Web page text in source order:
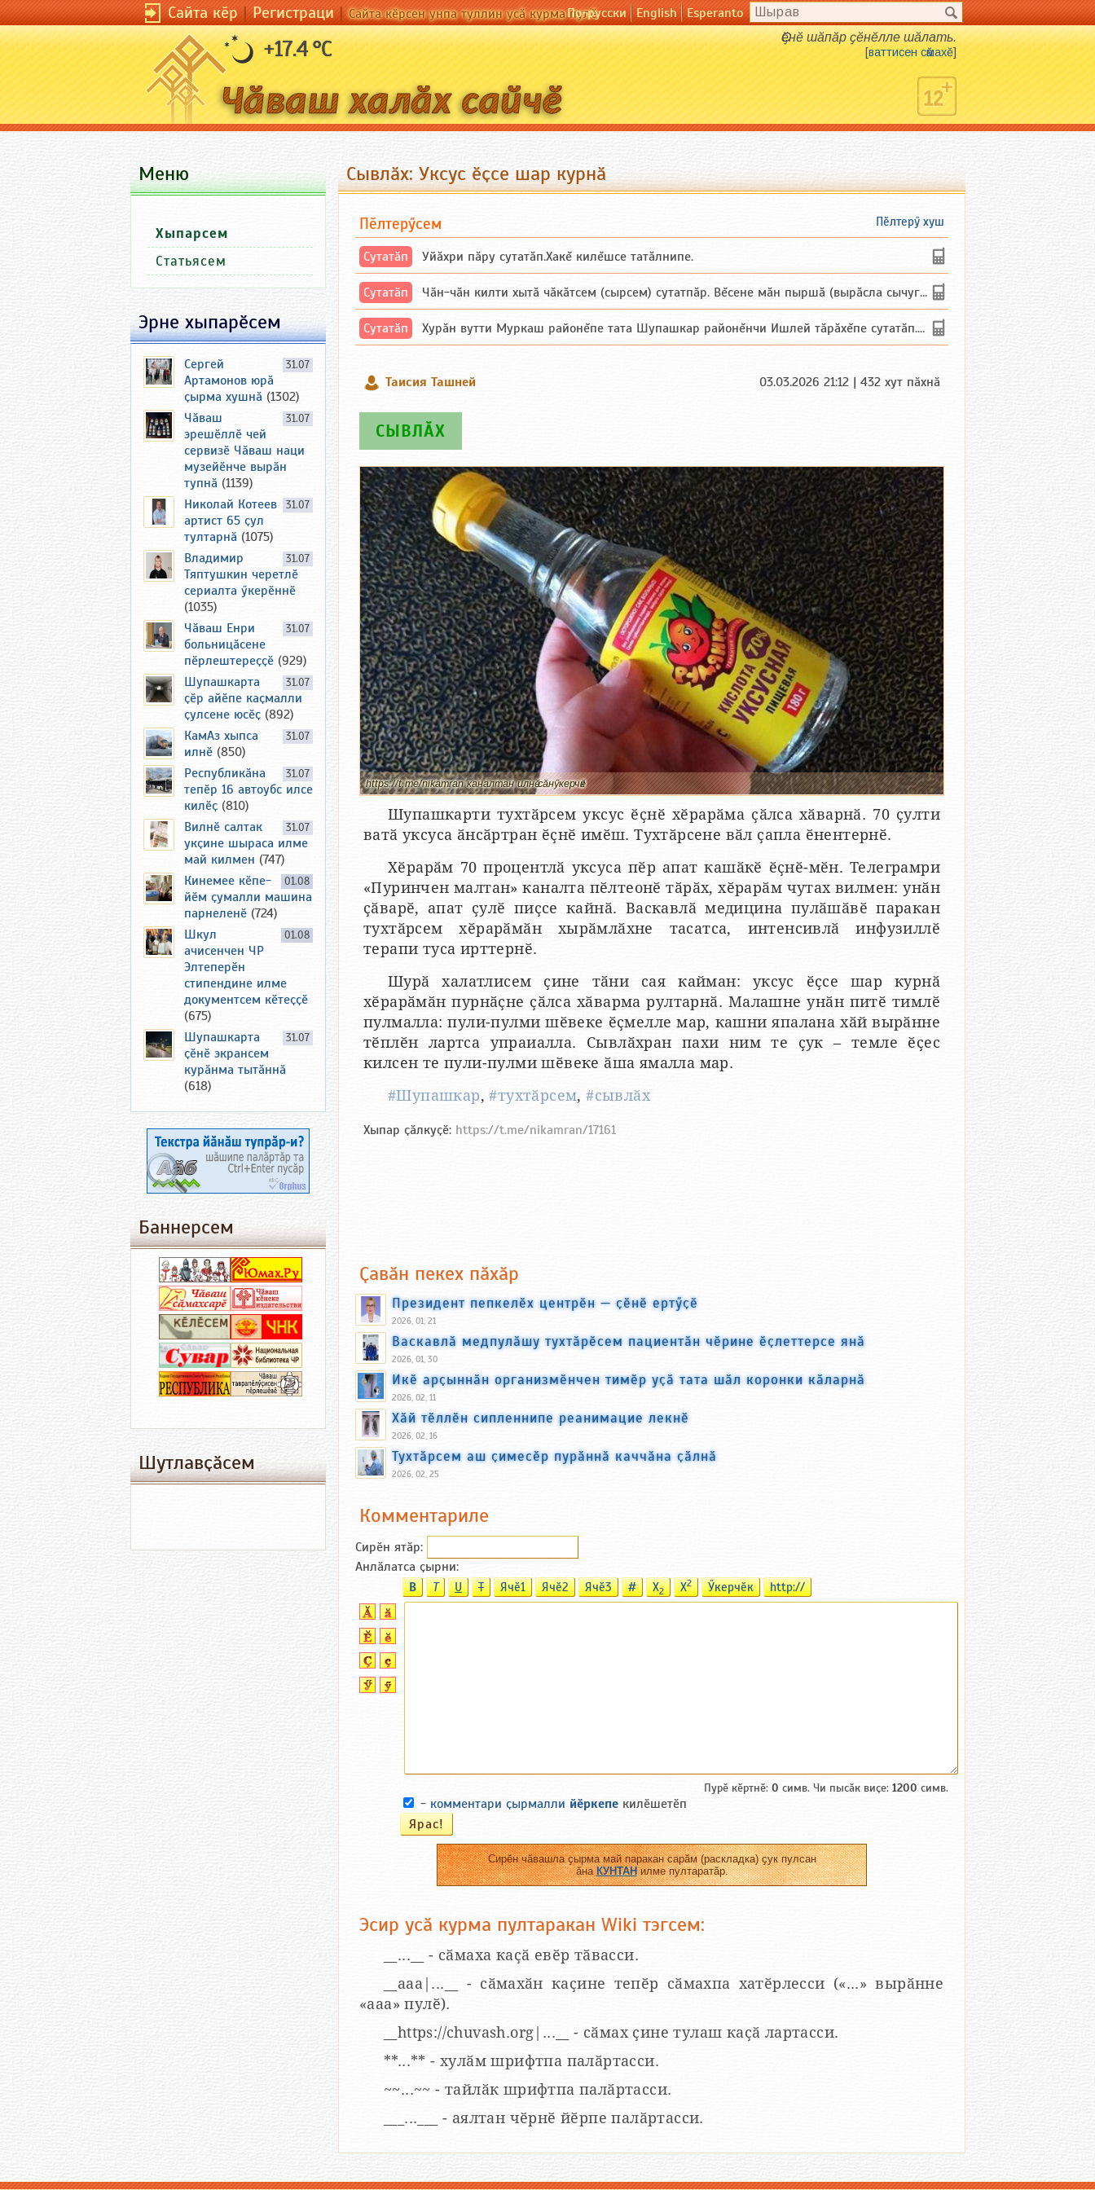
Сайта кӗр|Регистраци|Сайта кӗрсен унпа туллин усӑ курма пулӗПо-русски English Esperanto
+17.4 °C Ҫӗнӗ шӑпӑр ҫӗнӗлле шӑлать.
[ваттисен сӑмахӗ]
Сывлӑх: Уксус ӗҫсе шар курнӑ
Пӗлтерӳ хуш
Пӗлтерӳсем
Сутатӑп Уйăхри пăру сутатăп.Хакĕ килĕшсе татăлнипе.
Сутатӑп Чăн-чăн килти хытă чăкăтсем (сырсем) сутатпăр. Вĕсене мăн пыршă (вырăсла сычуг) ...
Сутатӑп Хурăн вутти Муркаш районĕпе тата Шупашкар районĕнчи Ишлей тăрăхĕпе сутатăп. Ха...
Таисия Ташней 03.03.2026 21:12 | 432 хут пӑхнӑ
СЫВЛӐХ
https://t.me/nikamran каналтан илнӗ сӑнӳкерчӗк
Шупашкарти тухтӑрсем уксус ӗҫнӗ хӗрарӑма ҫӑлса хӑварнӑ. 70 ҫулти
ватӑ уксуса ӑнсӑртран ӗҫнӗ имӗш. Тухтӑрсене вӑл ҫапла ӗнентернӗ.
Хӗрарӑм 70 процентлӑ уксуса пӗр апат кашӑкӗ ӗҫнӗ-мӗн. Телеграмри
«Пуринчен малтан» каналта пӗлтеонӗ тӑрӑх, хӗрарӑм чутах вилмен: унӑн
ҫӑварӗ, апат ҫулӗ пиҫсе кайнӑ. Васкавлӑ медицина пулӑшӑвӗ паракан
тухтӑрсем хӗрарӑмӑн хырӑмлӑхне тасатса, интенсивлӑ инфузиллӗ
терапи туса ирттернӗ.
Шурӑ халатлисем ҫине тӑни сая кайман: уксус ӗҫсе шар курнӑ
хӗрарӑмӑн пурнӑҫне ҫӑлса хӑварма рултарнӑ. Малашне унӑн питӗ тимлӗ
пулмалла: пули-пулми шӗвеке ӗҫмелле мар, кашни япалана хӑй вырӑнне
тӗплӗн лартса упраиалла. Сывлӑхран пахи ним те ҫук – темле ӗҫес
килсен те пули-пулми шӗвеке ӑша ямалла мар.
#Шупашкар,#тухтӑрсем,#сывлӑх
Хыпар ҫӑлкуҫӗ: https://t.me/nikamran/17161
Ҫавӑн пекех пӑхӑр
Президент пепкелӗх центрӗн — ҫӗнӗ ертӳҫӗ
2026, 01, 21
Васкавлӑ медпулӑшу тухтӑрӗсем пациентӑн чӗрине ӗҫлеттерсе янӑ
2026, 01, 30
Икӗ арҫыннӑн организмӗнчен тимӗр уҫӑ тата шӑл коронки кӑларнӑ
2026, 02, 11
Хӑй тӗллӗн сипленнипе реанимацие лекнӗ
2026, 02, 16
Тухтӑрсем аш ҫимесӗр пурӑннӑ каччӑна ҫӑлнӑ
2026, 02, 25
Комментариле
Сирӗн ятӑp:
Анлӑлатса ҫырни:
B T U T Ячӗ1 Ячӗ2 Ячӗ3 # X2 X2 Ӳкерчӗк http://
Пурӗ кӗртнӗ: 0 симв. Чи пысӑк виҫе: 1200 симв.
- комментари ҫырмалли йӗркепе килӗшетӗп
Сирӗн чӑвашла ҫырма май паракан сарӑм (раскладка) ҫук пулсан
ӑнаКУНТАНилме пултаратӑр.
Эсир усӑ курма пултаракан Wiki тэгсем:
__...__ - сӑмаха каҫӑ евӗр тӑвасси.
__aaa|...__ - сӑмахӑн каҫине тепӗр сӑмахпа хатӗрлесси («...» вырӑнне
«ааа» пулӗ).
__https://chuvash.org|...__ - сӑмах ҫине тулаш каҫӑ лартасси.
**...** - хулӑм шрифтпа палӑртасси.
~~...~~ - тайлӑк шрифтпа палӑртасси.
___...___ - аялтан чӗрнӗ йӗрпе палӑртасси.
Меню
Хыпарсем
Статьясем
Эрне хыпарӗсем
31.07
Сергей
Артамонов юрӑ
ҫырма хушнӑ (1302)
31.07
Чӑваш
эрешӗллӗ чей
сервизӗ Чӑваш наци
музейӗнче вырӑн
тупнӑ (1139)
31.07
Николай Котеев
артист 65 ҫул
тултарнӑ (1075)
31.07
Владимир
Тяптушкин черетлӗ
сериалта ӳкерӗннӗ
(1035)
31.07
Чӑваш Енри
больницӑсене
пӗрлештереҫҫӗ (929)
31.07
Шупашкарта
ҫӗр айӗпе каҫмалли
ҫулсене юсӗҫ (892)
31.07
КамАз хыпса
илнӗ (850)
31.07
Республикӑна
тепӗр 16 автоубс илсе
килӗҫ (810)
31.07
Вилнӗ салтак
укҫине шыраса илме
май килмен (747)
01.08
Кинемее кӗпе-
йӗм ҫумалли машина
парнеленӗ (724)
01.08
Шкул
ачисенчен ЧР
Элтеперӗн
стипендине илме
документсем кӗтеҫҫӗ
(675)
31.07
Шупашкарта
ҫӗнӗ экрансем
курӑнма тытӑннӑ
(618)
Баннерсем
Шутлавҫӑсем